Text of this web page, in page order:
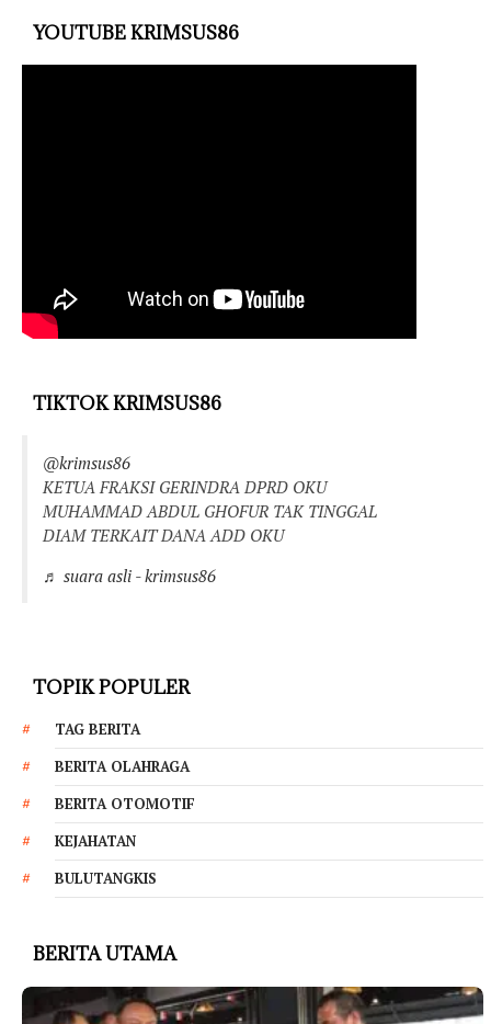
YOUTUBE KRIMSUS86
TIKTOK KRIMSUS86
@krimsus86
KETUA FRAKSI GERINDRA DPRD OKU
MUHAMMAD ABDUL GHOFUR TAK TINGGAL
DIAM TERKAIT DANA ADD OKU
♬ suara asli - krimsus86
TOPIK POPULER
TAG BERITA
BERITA OLAHRAGA
BERITA OTOMOTIF
KEJAHATAN
BULUTANGKIS
BERITA UTAMA